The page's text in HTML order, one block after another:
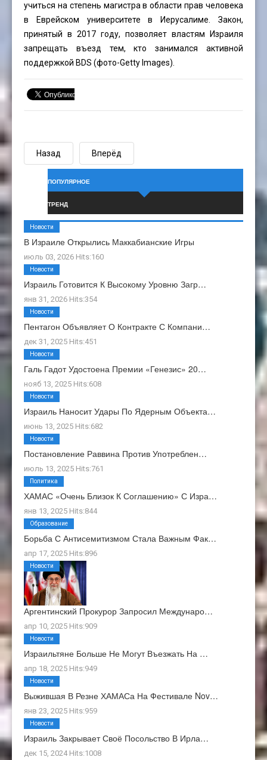
учиться на степень магистра в области прав человека
в Еврейском университете в Иерусалиме. Закон,
принятый в 2017 году, позволяет властям Израиля
запрещать въезд тем, кто занимался активной
поддержкой BDS (фото-Getty Images).
Назад Вперёд
ПОПУЛЯРНОЕ
ТРЕНД
В Израиле Открылись Маккабианские Игры
июль 03, 2026 Hits:160
Новости
Израиль Готовится К Высокому Уровню Загр…
янв 31, 2026 Hits:354
Новости
Пентагон Объявляет О Контракте С Компани…
дек 31, 2025 Hits:451
Новости
Галь Гадот Удостоена Премии «Генезис» 20…
нояб 13, 2025 Hits:608
Новости
Израиль Наносит Удары По Ядерным Объекта…
июнь 13, 2025 Hits:682
Новости
Постановление Раввина Против Употреблен…
июль 13, 2025 Hits:761
Новости
ХАМАС «очень Близок К Соглашению» С Изра…
янв 13, 2025 Hits:844
Политика
Борьба С Антисемитизмом Стала Важным Фак…
апр 17, 2025 Hits:896
Образование
Аргентинский Прокурор Запросил Междунаро…
апр 10, 2025 Hits:909
Новости
Израильтяне Больше Не Могут Въезжать На …
апр 18, 2025 Hits:949
Новости
Выжившая В Резне ХАМАСа На Фестивале Nov…
янв 23, 2025 Hits:959
Новости
Израиль Закрывает Своё Посольство В Ирла…
дек 15, 2024 Hits:1008
Новости